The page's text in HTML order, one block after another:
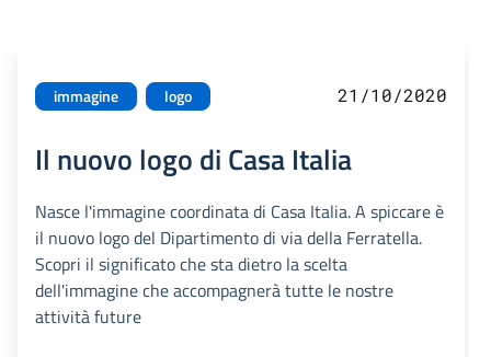
immagine logo 21/10/2020
Il nuovo logo di Casa Italia
Nasce l'immagine coordinata di Casa Italia. A spiccare è
il nuovo logo del Dipartimento di via della Ferratella.
Scopri il significato che sta dietro la scelta
dell'immagine che accompagnerà tutte le nostre
attività future